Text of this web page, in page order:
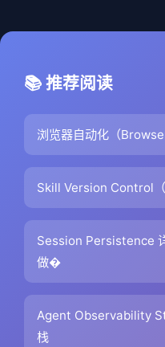
📚 推荐阅读
浏览器自动化（
Skill Version Control（
Session Persistence
做�
Agent Observability
栈